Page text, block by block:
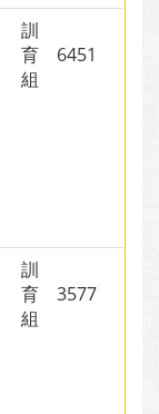
訓
育
組
6451
訓
育
組
3577